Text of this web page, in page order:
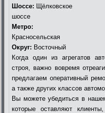
Шоссе: Щёлковское
шоссе
Метро:
Красносельская
Округ: Восточный
Когда один из агрегатов
строя, важно вовремя
предлагаем оперативный
а также других классов
Вы можете убедиться в
которые оставляют